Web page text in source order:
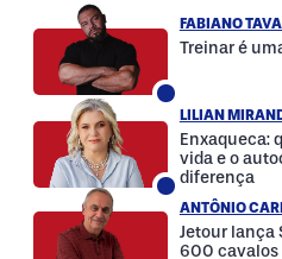
FABIANO
Treinar é
LILIAN
Enxaqueca:
vida e o
diferença
ANTÔNIO
Jetour lança
600 cavalos